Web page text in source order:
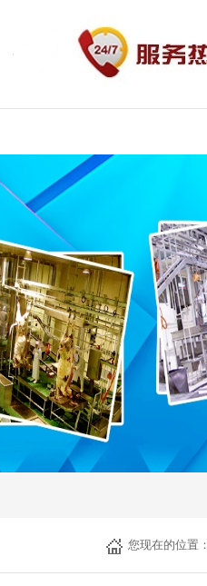
您现在的位置：